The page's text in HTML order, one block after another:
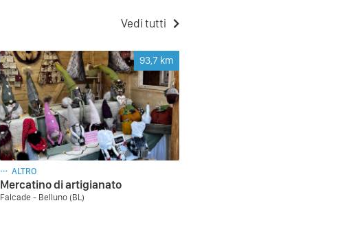
Vedi tutti
93,7 km
ALTRO
Mercatino di artigianato
Falcade - Belluno (BL)